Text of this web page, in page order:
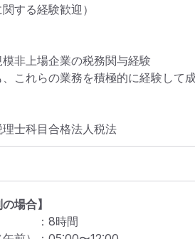
する経験歓迎）
模非上場企業の税務関与経験
、これらの業務を積極的に経験して
士科目合格法人税法
場合】
： 8時間